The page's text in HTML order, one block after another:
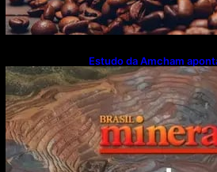
Estudo da Amcham
PIB